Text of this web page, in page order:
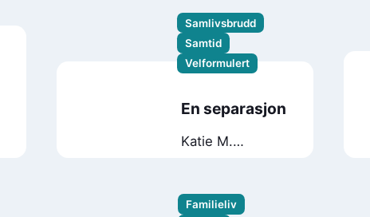
Samlivsbrudd
Samtid
Velformulert
En separasjon
Katie M.
Familieliv